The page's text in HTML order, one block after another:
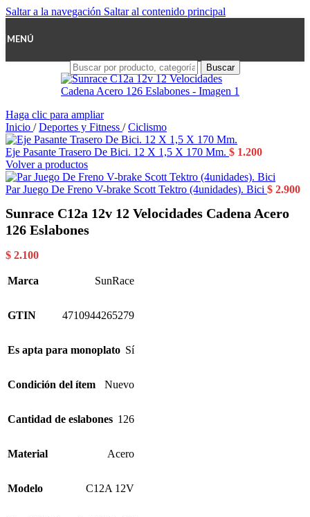
Saltar a la navegación Saltar al contenido principal
MENÚ
Buscar
Haga clic para ampliar
Inicio / Deportes y Fitness / Ciclismo
Eje Pasante Trasero De Bici. 12 X 1,5 X 170 Mm. $ 1.200
Volver a productos
Par Juego De Freno V-brake Scott Tektro (4unidades). Bici $ 2.900
Sunrace C12a 12v 12 Velocidades Cadena Acero
126 Eslabones
$ 2.100
Marca SunRace
GTIN 4710944265279
Es apta para monoplato Sí
Condición del ítem Nuevo
Cantidad de eslabones 126
Material Acero
Modelo C12A 12V